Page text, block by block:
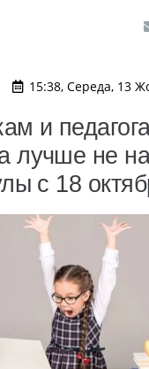
15:38, Середа, 13
и
лучше не
с 18